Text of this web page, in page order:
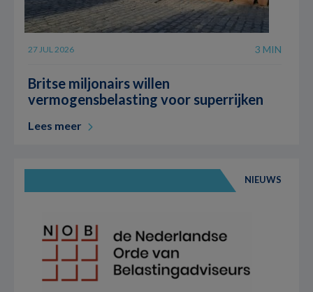
27 JUL 2026 3 MIN
Britse miljonairs willen
vermogensbelasting voor superrijken
Lees meer
NIEUWS